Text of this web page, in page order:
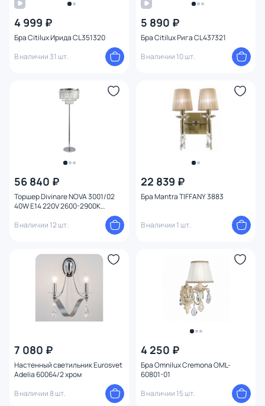
4 999 ₽
Бра Citilux Ирида CL351320
В наличии 31 шт.
5 890 ₽
Бра Citilux Рига CL437321
В наличии 10 шт.
56 840 ₽
Торшер Divinare NOVA 3001/02
40W E14 220V 2600-2900K
В наличии 12 шт.
22 839 ₽
Бра Mantra TIFFANY 3883
В наличии 1 шт.
7 080 ₽
Настенный светильник Eurosvet
Adelia 60064/2 хром
В наличии 8 шт.
4 250 ₽
Бра Omnilux Cremona OML-
60801-01
В наличии 15 шт.